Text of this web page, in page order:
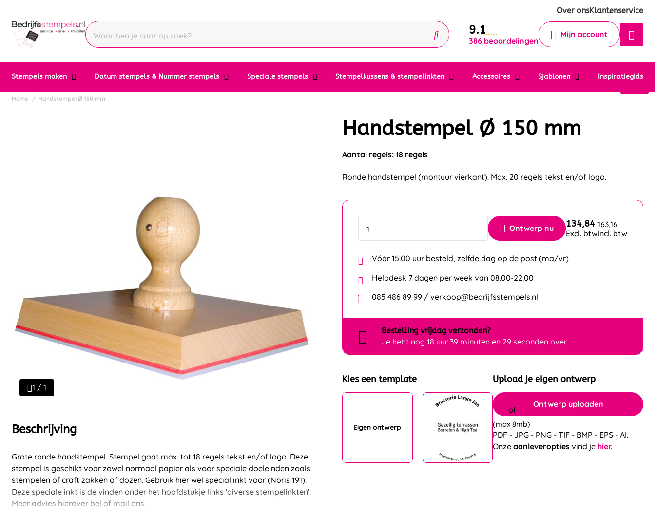
Over onsKlantenservice
9.1
386 beoordelingen
Mijn account
Stempels maken Datum stempels & Nummer stempels Speciale stempels Stempelkussens & stempelinkten Accessoires Sjablonen Inspiratiegids
Krijg een antwoord op uw vraag
Chat 24/7 met onze chatbot voor
Contact
Home Handstempel Ø 150 mm
1 / 1
Beschrijving
Grote ronde handstempel. Stempel gaat max. tot 18 regels tekst en/of logo. Deze
stempel is geschikt voor zowel normaal papier als voor speciale doeleinden zoals
stempelen of craft zakken of dozen. Gebruik hier wel special inkt voor (Noris 191).
Deze speciale inkt is de vinden onder het hoofdstukje links 'diverse stempelinkten'.
Meer advies hierover bel of mail ons.
Handstempel Ø 150 mm
Aantal regels: 18 regels
Ronde handstempel (montuur vierkant). Max. 20 regels tekst en/of logo.
Ontwerp nu 134,84
Excl. btw
163,16
Incl. btw
Vóór 15.00 uur besteld, zelfde dag op de post (ma/vr)
Helpdesk 7 dagen per week van 08.00-22.00
085 486 89 99 / verkoop@bedrijfsstempels.nl
Bestelling vrijdag verzonden?
Je hebt nog 18 uur 39 minuten en 28 seconden over
Kies een template
Eigen ontwerp
Upload je eigen ontwerp
Ontwerp uploaden
(max 8mb)
PDF - JPG - PNG - TIF - BMP - EPS - AI.
Onze aanleveropties vind je hier.